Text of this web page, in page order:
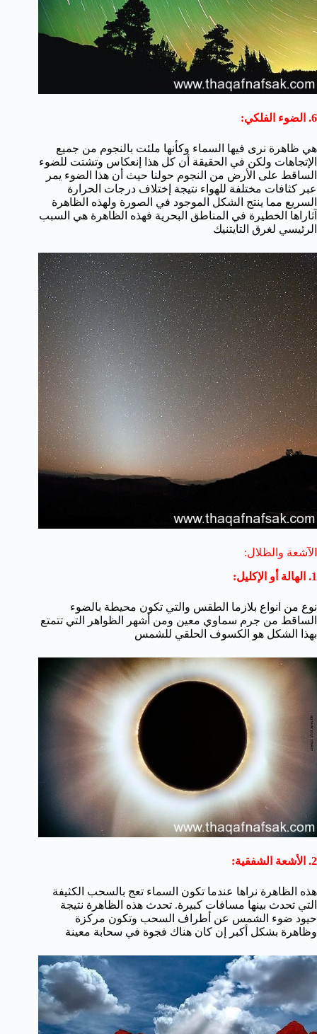
6. الضوء الفلكي:
هي ظاهرة نرى فيها السماء وكأنها ملئت بالنجوم من جميع
الإتجاهات ولكن في الحقيقة أن كل هذا إنعكاس وتشتت للضوء
الساقط على الأرض من النجوم حولنا حيث أن هذا الضوء يمر
عبر كثافات مختلفة للهواء نتيجة إختلاف درجات الحرارة
السريع مما ينتج الشكل الموجود في الصورة ولهذه الظاهرة
آثاراها الخطيرة في المناطق البحرية فهذه الظاهرة هي السبب
الرئيسي لغرق التايتنيك
الآشعة والظلال:
1. الهالة أو الإكليل:
نوع من انواع بلازما الطقس والتي تكون محيطة بالضوء
الساقط من جرم سماوي معين ومن أشهر الظواهر التي تتمتع
بهذا الشكل هو الكسوف الحلقي للشمس
2. الأشعة الشفقية:
هذه الظاهرة نراها عندما تكون السماء تعج بالسحب الكثيفة
التي تحدث بينها مسافات كبيرة. تحدث هذه الظاهرة نتيجة
حيود ضوء الشمس عن أطراف السحب وتكون مركزة
وظاهرة بشكل أكبر إن كان هناك فجوة في سحابة معينة